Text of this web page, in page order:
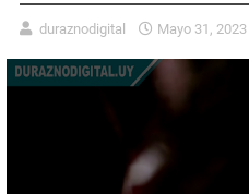
duraznodigital Mayo 31, 2023